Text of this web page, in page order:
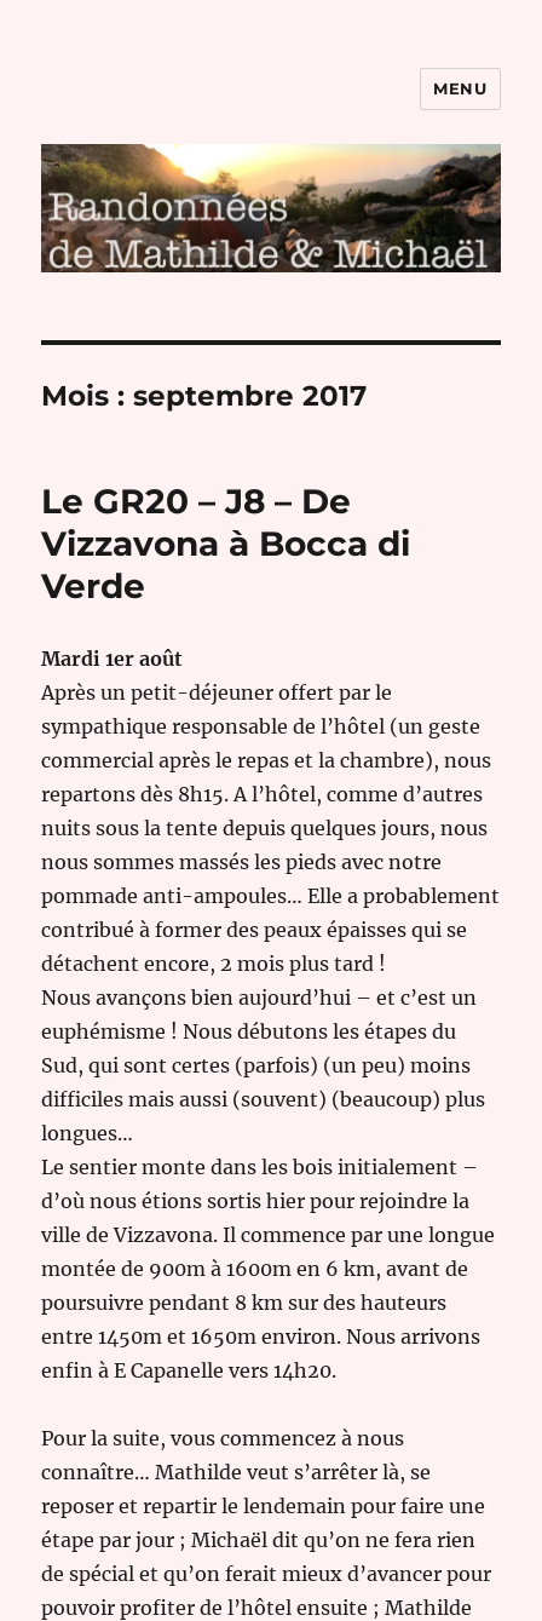
Randonnées de Mathilde et
Michaël
MENU
Mois :septembre 2017
Le GR20 – J8 – De
Vizzavona à Bocca di
Verde
Mardi 1er août
Après un petit-déjeuner offert par le
sympathique responsable de l’hôtel (un geste
commercial après le repas et la chambre), nous
repartons dès 8h15. A l’hôtel, comme d’autres
nuits sous la tente depuis quelques jours, nous
nous sommes massés les pieds avec notre
pommade anti-ampoules… Elle a probablement
contribué à former des peaux épaisses qui se
détachent encore, 2 mois plus tard !
Nous avançons bien aujourd’hui – et c’est un
euphémisme ! Nous débutons les étapes du
Sud, qui sont certes (parfois) (un peu) moins
difficiles mais aussi (souvent) (beaucoup) plus
longues…
Le sentier monte dans les bois initialement –
d’où nous étions sortis hier pour rejoindre la
ville de Vizzavona. Il commence par une longue
montée de 900m à 1600m en 6 km, avant de
poursuivre pendant 8 km sur des hauteurs
entre 1450m et 1650m environ. Nous arrivons
enfin à E Capanelle vers 14h20.
Pour la suite, vous commencez à nous
connaître… Mathilde veut s’arrêter là, se
reposer et repartir le lendemain pour faire une
étape par jour ; Michaël dit qu’on ne fera rien
de spécial et qu’on ferait mieux d’avancer pour
pouvoir profiter de l’hôtel ensuite ; Mathilde